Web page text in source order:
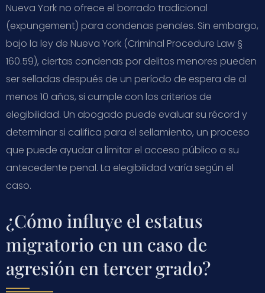
Nueva York no ofrece el borrado tradicional
(expungement) para condenas penales. Sin embargo,
bajo la ley de Nueva York (Criminal Procedure Law §
160.59), ciertas condenas por delitos menores pueden
ser selladas después de un período de espera de al
menos 10 años, si cumple con los criterios de
elegibilidad. Un abogado puede evaluar su récord y
determinar si califica para el sellamiento, un proceso
que puede ayudar a limitar el acceso público a su
antecedente penal. La elegibilidad varía según el
caso.
¿Cómo influye el estatus
migratorio en un caso de
agresión en tercer grado?